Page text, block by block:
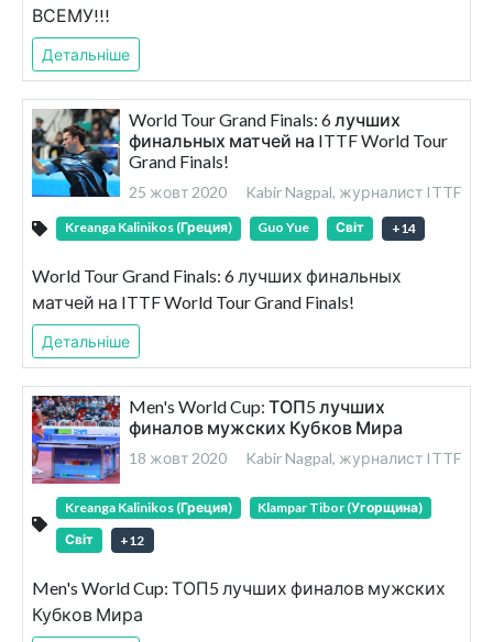
ВСЕМУ!!!
Детальніше
World Tour Grand Finals: 6 лучших
финальных матчей на ITTF World Tour
Grand Finals!
25 жовт 2020 Kabir Nagpal, журналист ITTF
Kreanga Kalinikos (Греция) Guo Yue Світ +14
World Tour Grand Finals: 6 лучших финальных
матчей на ITTF World Tour Grand Finals!
Детальніше
Men's World Cup: ТОП5 лучших
финалов мужских Кубков Мира
18 жовт 2020 Kabir Nagpal, журналист ITTF
Kreanga Kalinikos (Греция)
Klampar Tibor (Угорщина)
Світ
+12
Men's World Cup: ТОП5 лучших финалов мужских
Кубков Мира